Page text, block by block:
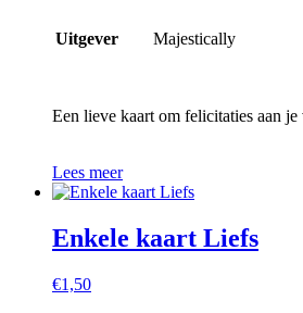
Uitgever Majestically
Een lieve kaart om felicitaties aan je
Lees meer
Enkele kaart Liefs
€1,50